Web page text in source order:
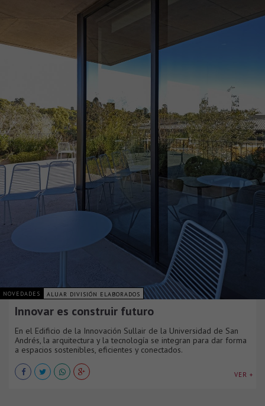
NOVEDADES ALUAR DIVISIÓN ELABORADOS
Innovar es construir futuro
En el Edificio de la Innovación Sullair de la Universidad de San
Andrés, la arquitectura y la tecnología se integran para dar forma
a espacios sostenibles, eficientes y conectados.
VER +